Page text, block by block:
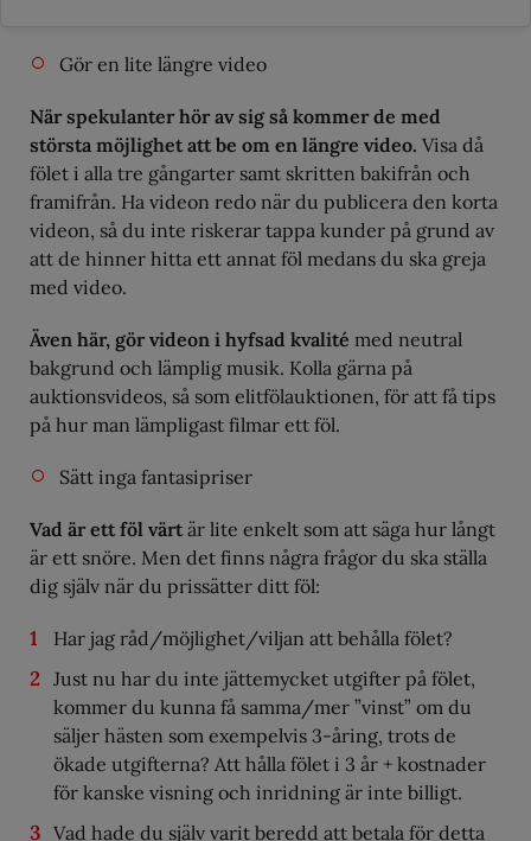
Gör en lite längre video
När spekulanter hör av sig så kommer de med
största möjlighet att be om en längre video. Visa då
fölet i alla tre gångarter samt skritten bakifrån och
framifrån. Ha videon redo när du publicera den korta
videon, så du inte riskerar tappa kunder på grund av
att de hinner hitta ett annat föl medans du ska greja
med video.
Även här, gör videon i hyfsad kvalité med neutral
bakgrund och lämplig musik. Kolla gärna på
auktionsvideos, så som elitfölauktionen, för att få tips
på hur man lämpligast filmar ett föl.
Sätt inga fantasipriser
Vad är ett föl värtär lite enkelt som att säga hur långt
är ett snöre. Men det finns några frågor du ska ställa
dig själv när du prissätter ditt föl:
Har jag råd/möjlighet/viljan att behålla fölet?
Just nu har du inte jättemycket utgifter på fölet,
kommer du kunna få samma/mer ”vinst” om du
säljer hästen som exempelvis 3-åring, trots de
ökade utgifterna? Att hålla fölet i 3 år + kostnader
för kanske visning och inridning är inte billigt.
Vad hade du själv varit beredd att betala för detta